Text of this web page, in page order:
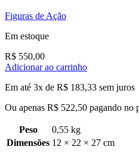
Figuras de Ação
Em estoque
R$ 550,00
Adicionar ao carrinho
Em até 3x de R$ 183,33 sem juros
Ou apenas R$ 522,50 pagando no
Peso
0,55 kg
Dimensões 12 × 22 × 27 cm